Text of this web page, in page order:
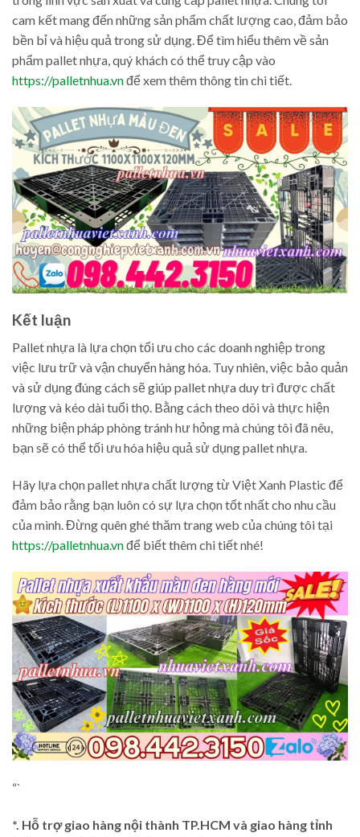
cam kết mang đến những sản phẩm chất lượng cao, đảm bảo
bền bỉ và hiệu quả trong sử dụng. Để tìm hiểu thêm về sản
phẩm pallet nhựa, quý khách có thể truy cập vào
https://palletnhua.vnđể xem thêm thông tin chi tiết.
Kết luận
Pallet nhựa là lựa chọn tối ưu cho các doanh nghiệp trong
việc lưu trữ và vận chuyển hàng hóa. Tuy nhiên, việc bảo quản
và sử dụng đúng cách sẽ giúp pallet nhựa duy trì được chất
lượng và kéo dài tuổi thọ. Bằng cách theo dõi và thực hiện
những biện pháp phòng tránh hư hỏng mà chúng tôi đã nêu,
bạn sẽ có thể tối ưu hóa hiệu quả sử dụng pallet nhựa.
Hãy lựa chọn pallet nhựa chất lượng từ Việt Xanh Plastic để
đảm bảo rằng bạn luôn có sự lựa chọn tốt nhất cho nhu cầu
của mình. Đừng quên ghé thăm trang web của chúng tôi tại
https://palletnhua.vnđể biết thêm chi tiết nhé!
“`
*. Hỗ trợ giao hàng nội thành TP.HCM và giao hàng tỉnh